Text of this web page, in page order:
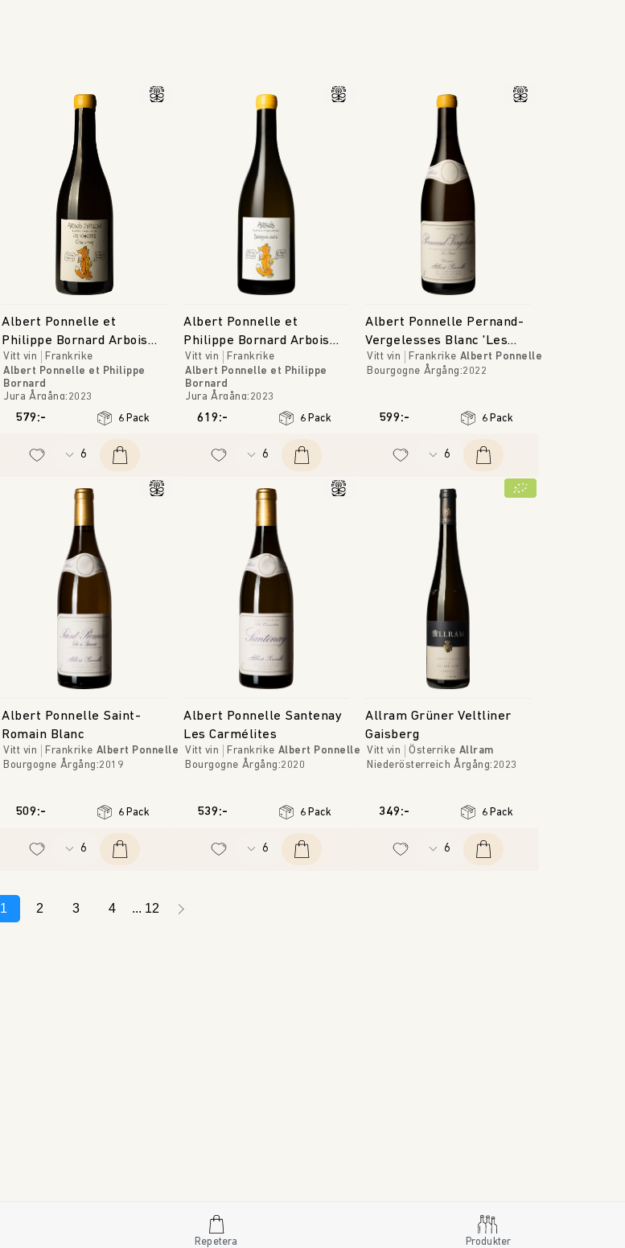
Albert Ponnelle et
Philippe Bornard Arbois
Pupillin 'Les Viandris'
Vitt vin
Frankrike
Albert Ponnelle et Philippe
Bornard
Jura Årgång: 2023
579:- 6 Pack
Albert Ponnelle et
Philippe Bornard Arbois
Savagnin Ouille
Vitt vin
Frankrike
Albert Ponnelle et Philippe
Bornard
Jura Årgång: 2023
619:- 6 Pack
Albert Ponnelle Pernand-
Vergelesses Blanc 'Les
Noirets'
Vitt vin Frankrike Albert Ponnelle
Bourgogne Årgång:2022
599:- 6 Pack
Albert Ponnelle Saint-
Romain Blanc
Vitt vin Frankrike Albert Ponnelle
Bourgogne Årgång:2019
509:- 6 Pack
Albert Ponnelle Santenay
Les Carmélites
Vitt vin Frankrike Albert Ponnelle
Bourgogne Årgång:2020
539:- 6 Pack
Allram Grüner Veltliner
Gaisberg
Vitt vin Österrike Allram
Niederösterreich Årgång: 2023
349:- 6 Pack
1 2 3 4 12
Repetera Produkter